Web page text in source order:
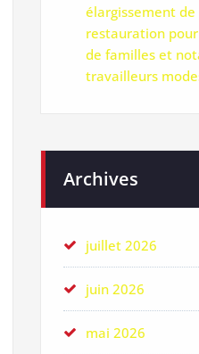
élargissement de
restauration
de familles et
travailleurs
Archives
juillet 2026
juin 2026
mai 2026